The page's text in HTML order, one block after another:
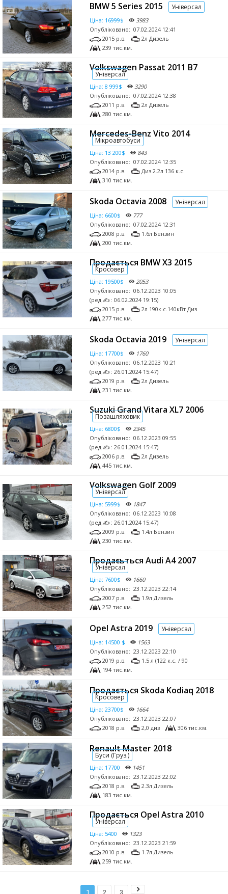
BMW 5 Series 2015 Універсал
Ціна: 16999$
3983
Опубліковано: 07.02.2024 12:41
2015 р.в.
2л Дизель
239 тис.км.
Volkswagen Passat 2011 B7
Універсал
Ціна: 8 999$
3290
Опубліковано: 07.02.2024 12:38
2011 р.в.
2л Дизель
280 тис.км.
Mercedes-Benz Vito 2014
Мікроавтобуси
Ціна: 13 200$
843
Опубліковано: 07.02.2024 12:35
2014 р.в.
Диз 2.2л 136 к.с.
310 тис.км.
Skoda Octavia 2008 Універсал
Ціна: 6600$
777
Опубліковано: 07.02.2024 12:31
2008 р.в.
1.6л Бензин
200 тис.км.
Продається BMW X3 2015
Кросовер
Ціна: 19500$
2053
Опубліковано: 06.12.2023 10:05
(ред.✍ : 06.02.2024 19:15)
2015 р.в.
2л 190к.с.140кВт Диз
277 тис.км.
Skoda Octavia 2019 Універсал
Ціна: 17700$
1760
Опубліковано: 06.12.2023 10:21
(ред.✍ : 26.01.2024 15:47)
2019 р.в.
2л Дизель
231 тис.км.
Suzuki Grand Vitara XL7 2006
Позашляховик
Ціна: 6800$
2345
Опубліковано: 06.12.2023 09:55
(ред.✍ : 26.01.2024 15:47)
2006 р.в.
2л Дизель
445 тис.км.
Volkswagen Golf 2009
Універсал
Ціна: 5999$
1847
Опубліковано: 06.12.2023 10:08
(ред.✍ : 26.01.2024 15:47)
2009 р.в.
1.4л Бензин
230 тис.км.
Продаєьться Audi A4 2007
Універсал
Ціна: 7600$
1660
Опубліковано: 23.12.2023 22:14
2007 р.в.
1.9л Дизель
252 тис.км.
Opel Astra 2019 Універсал
Ціна: 14500 $
1563
Опубліковано: 23.12.2023 22:10
2019 р.в.
1.5 л (122 к.с. / 90
194 тис.км.
Продається Skoda Kodiaq 2018
Кросовер
Ціна: 23700$
1664
Опубліковано: 23.12.2023 22:07
2018 р.в.
2,0 диз 306 тис.км.
Renault Master 2018
Буси (Груз.)
Ціна: 17700
1451
Опубліковано: 23.12.2023 22:02
2018 р.в.
2.3л Дизель
183 тис.км.
Продається Opel Astra 2010
Універсал
Ціна: 5400
1323
Опубліковано: 23.12.2023 21:59
2010 р.в.
1.7л Дизель
259 тис.км.
1 2 3